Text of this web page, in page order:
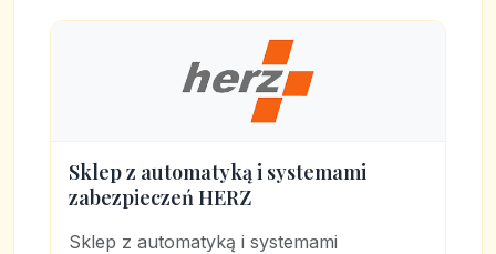
Sklep z automatyką i systemami
zabezpieczeń HERZ
Sklep z automatyką i systemami